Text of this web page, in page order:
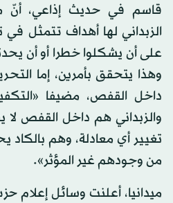
قاسم في حديث إذاعي، أنّ
الزبداني لها أهداف تتمثل
على أن يشكلوا خطرا أو أن
وهذا يتحقق بأمرين، إما
داخل القفص، مضيفا
والزبداني هم داخل القفص
تغيير أي معادلة، وهم بالكاد
من وجودهم غير المؤثر».
ميدانيا، أعلنت وسائل إعلام